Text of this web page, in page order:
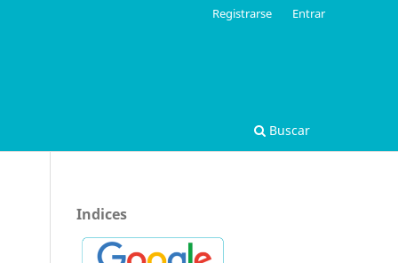
Buscar
Registrarse Entrar
Indices